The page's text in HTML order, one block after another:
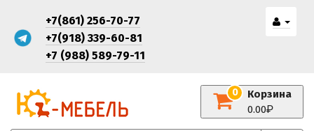
+7(861) 256-70-77
+7(918) 339-60-81
+7 (988) 589-79-11
Корзина
0
0.00